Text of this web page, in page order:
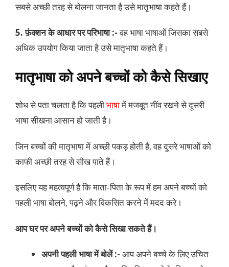
सबसे अच्छी तरह से बोलना जानता है उसे मातृभाषा कहते हैं।
5. फ़ंक्शन के आधार पर परिभाषा :-वह भाषा भाषाओं जिसका सबसे
अधिक उपयोग किया जाता है उसे मातृभाषा कहते हैं।
मातृभाषा को अपने बच्चों को कैसे सिखाए
शोध से पता चलता है कि पहलीभाषामें मजबूत नींव रखने से दूसरी
भाषा सीखना आसान हो जाती है।
जिन बच्चों की मातृभाषा में अच्छी पकड़ होती है, वह दूसरे भाषाओं को
काफी अच्छी तरह से सीख पाते हैं।
इसलिए यह महत्वपूर्ण है कि माता-पिता के रूप में हम अपने बच्चों को
पहली भाषा बोलने, पढ़ने और विकसित करने में मदद करे।
आप घर पर अपने बच्चों को कैसे सिखा सकते हैं।
अपनी पहली भाषा में बोलें :- आप अपने बच्चे के लिए उचित